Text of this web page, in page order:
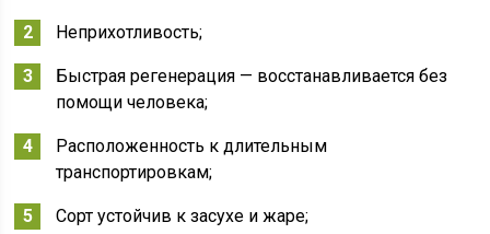
Неприхотливость;
Быстрая регенерация — восстанавливается без
помощи человека;
Расположенность к длительным
транспортировкам;
Сорт устойчив к засухе и жаре;